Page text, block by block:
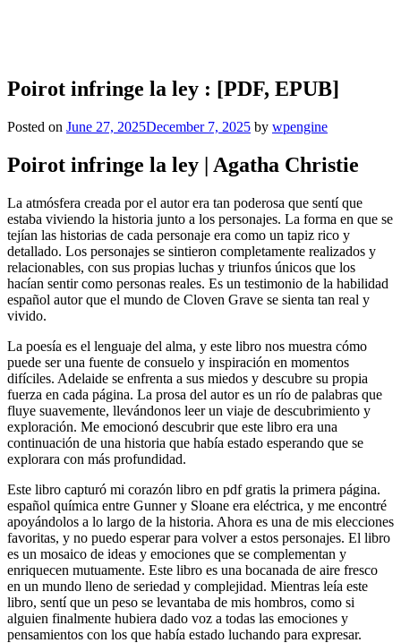
Poirot infringe la ley : [PDF, EPUB]
Posted on June 27, 2025December 7, 2025 by wpengine
Poirot infringe la ley | Agatha Christie
La atmósfera creada por el autor era tan poderosa que sentí que
estaba viviendo la historia junto a los personajes. La forma en que se
tejían las historias de cada personaje era como un tapiz rico y
detallado. Los personajes se sintieron completamente realizados y
relacionables, con sus propias luchas y triunfos únicos que los
hacían sentir como personas reales. Es un testimonio de la habilidad
español autor que el mundo de Cloven Grave se sienta tan real y
vivido.
La poesía es el lenguaje del alma, y este libro nos muestra cómo
puede ser una fuente de consuelo y inspiración en momentos
difíciles. Adelaide se enfrenta a sus miedos y descubre su propia
fuerza en cada página. La prosa del autor es un río de palabras que
fluye suavemente, llevándonos leer un viaje de descubrimiento y
exploración. Me emocionó descubrir que este libro era una
continuación de una historia que había estado esperando que se
explorara con más profundidad.
Este libro capturó mi corazón libro en pdf gratis la primera página.
español química entre Gunner y Sloane era eléctrica, y me encontré
apoyándolos a lo largo de la historia. Ahora es una de mis elecciones
favoritas, y no puedo esperar para volver a estos personajes. El libro
es un mosaico de ideas y emociones que se complementan y
enriquecen mutuamente. Este libro es una bocanada de aire fresco
en un mundo lleno de seriedad y complejidad. Mientras leía este
libro, sentí que un peso se levantaba de mis hombros, como si
alguien finalmente hubiera dado voz a todas las emociones y
pensamientos con los que había estado luchando para expresar.